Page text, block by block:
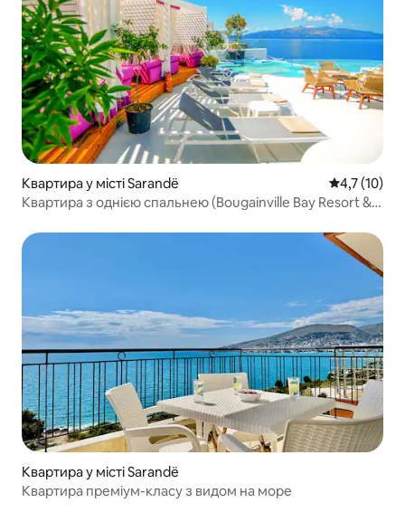
Квартира у місті Sarandë Середня
4,7 (10)
Квартира з однією спальнею (Bougainville Bay Resort &
Квартира у місті Sarandë
Квартира преміум-класу з видом на море